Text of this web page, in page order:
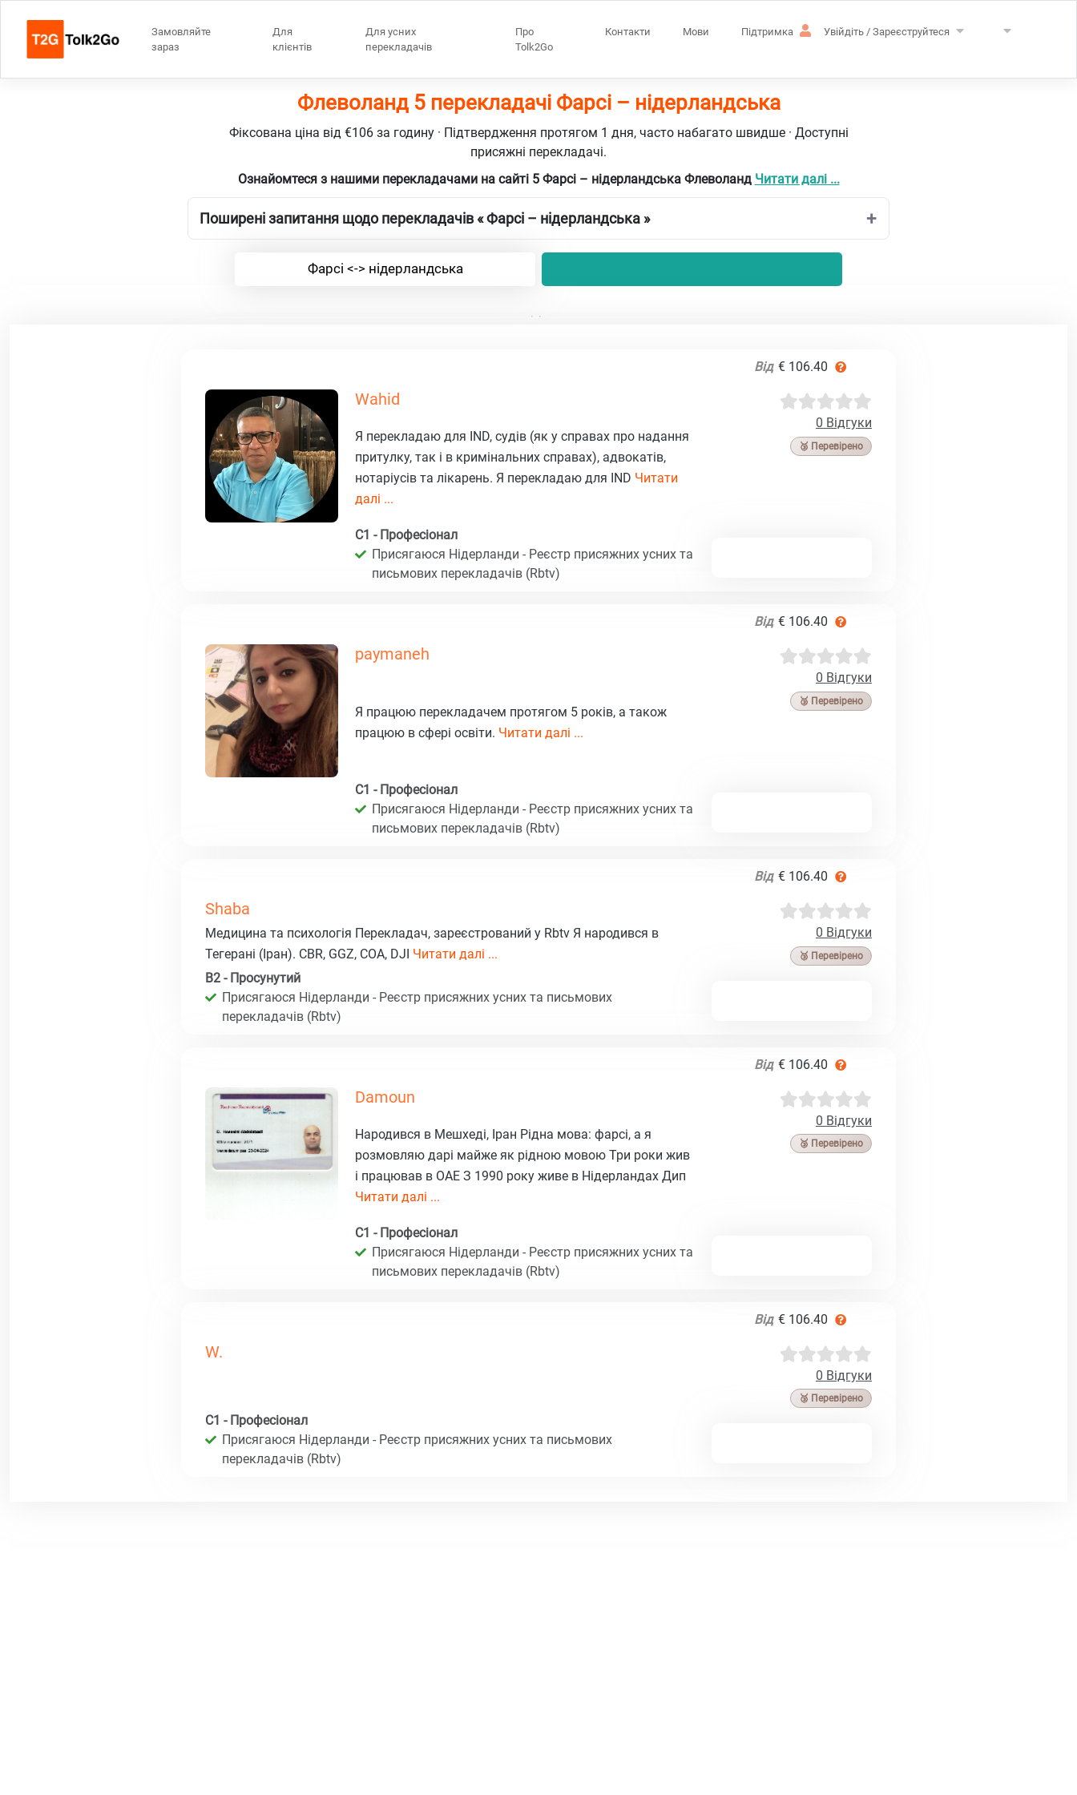
Замовляйте
зараз
Для
клієнтів
Для усних
перекладачів
Про
Tolk2Go
Контакти Мови Підтримка Увійдіть / Зареєструйтеся
Флеволанд 5 перекладачі Фарсі – нідерландська
Фіксована ціна від €106 за годину · Підтвердження протягом 1 дня, часто набагато швидше · Доступні
присяжні перекладачі.
Ознайомтеся з нашими перекладачами на сайті 5 Фарсі – нідерландська Флеволанд Читати далі ...
Поширені запитання щодо перекладачів « Фарсі – нідерландська »
Фарсі <-> нідерландська
Від € 106.40
Wahid
0 Відгуки
🥉 Перевірено
Я перекладаю для IND, судів (як у справах про надання
притулку, так і в кримінальних справах), адвокатів,
нотаріусів та лікарень. Я перекладаю для IND Читати
далі ...
C1 - Професіонал
Присягаюся Нідерланди - Реєстр присяжних усних та
письмових перекладачів (Rbtv)
Від € 106.40
paymaneh
0 Відгуки
🥉 Перевірено
Я працюю перекладачем протягом 5 років, а також
працюю в сфері освіти. Читати далі ...
C1 - Професіонал
Присягаюся Нідерланди - Реєстр присяжних усних та
письмових перекладачів (Rbtv)
Від € 106.40
Shaba
0 Відгуки
🥉 Перевірено
Медицина та психологія Перекладач, зареєстрований у Rbtv Я народився в
Тегерані (Іран). CBR, GGZ, COA, DJI Читати далі ...
B2 - Просунутий
Присягаюся Нідерланди - Реєстр присяжних усних та письмових
перекладачів (Rbtv)
Від € 106.40
Damoun
0 Відгуки
🥉 Перевірено
Народився в Мешхеді, Іран Рідна мова: фарсі, а я
розмовляю дарі майже як рідною мовою Три роки жив
і працював в ОАЕ З 1990 року живе в Нідерландах Дип
Читати далі ...
C1 - Професіонал
Присягаюся Нідерланди - Реєстр присяжних усних та
письмових перекладачів (Rbtv)
Від € 106.40
W.
0 Відгуки
🥉 Перевірено
C1 - Професіонал
Присягаюся Нідерланди - Реєстр присяжних усних та письмових
перекладачів (Rbtv)